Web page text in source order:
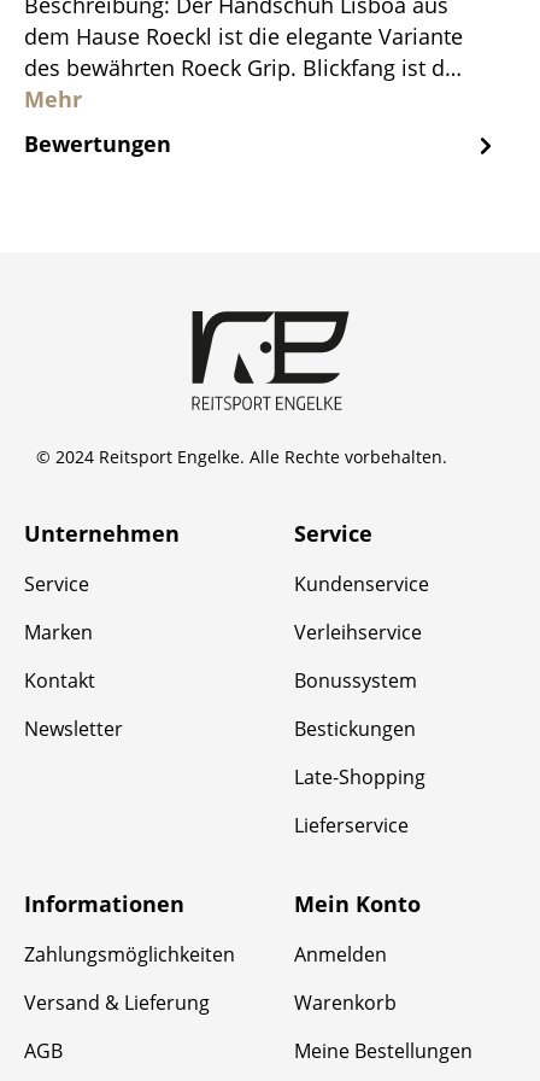
dem Hause Roeckl ist die elegante Variante
des bewährten Roeck Grip. Blickfang ist d…
Mehr
Bewertungen
© 2024 Reitsport Engelke. Alle Rechte vorbehalten.
Unternehmen
Service
Marken
Kontakt
Newsletter
Service
Kundenservice
Verleihservice
Bonussystem
Bestickungen
Late-Shopping
Lieferservice
Informationen
Zahlungsmöglichkeiten
Versand & Lieferung
AGB
Mein Konto
Anmelden
Warenkorb
Meine Bestellungen